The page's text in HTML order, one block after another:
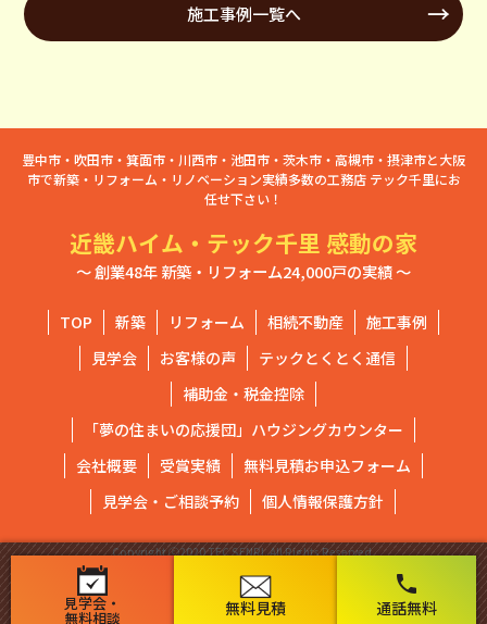
見学会・
無料相談 無料見積
phone
通話無料
施工事例一覧へ
豊中市・吹田市・箕面市・川西市・池田市・茨木市・高槻市・摂津市と大阪
市で新築・リフォーム・リノベーション実績多数の工務店 テック千里にお
任せ下さい！
近畿ハイム・テック千里 感動の家
～ 創業48年 新築・リフォーム24,000戸の実績 ～
TOP 新築 リフォーム 相続不動産
施工事例
見学会
お客様の声
テックとくとく通信
補助金・税金控除
「夢の住まいの応援団」ハウジングカウンター
会社概要
受賞実績
無料見積お申込フォーム
見学会・ご相談予約
個人情報保護方針
Copyright ⓒ2020 TEC SENRI. All Rights Reserved.